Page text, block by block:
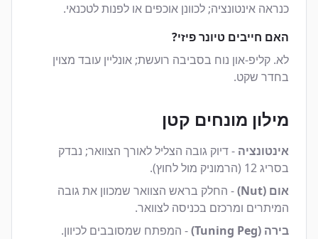
כנראה אינטונציה; לכוונן אוכפים או לפנות לטכנאי.
האם חייבים טיונר פיזי?
לא. קליפ-און נוח בסביבה רועשת; אונליין עובד מצוין
בחדר שקט.
מילון מונחים קטן
אינטונציה - דיוק גובה הצליל לאורך הצוואר; נבדק
בסריג 12 (הרמוניק מול לחוץ).
אום (Nut)
- החלק בראש הצוואר שמכוון את גובה
המיתרים ומרכזם בכניסה לצוואר.
בירה (Tuning Peg)
- המפתח שמסובבים לכיוון.